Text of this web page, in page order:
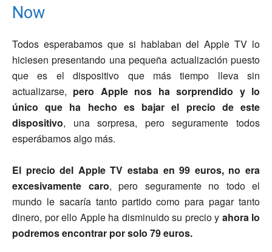
Now
Todos esperabamos que si hablaban del Apple TV lo
hiciesen presentando una pequeña actualización puesto
que es el dispositivo que más tiempo lleva sin
actualizarse, pero Apple nos ha sorprendido y lo
único que ha hecho es bajar el precio de este
dispositivo, una sorpresa, pero seguramente todos
esperábamos algo más.
El precio del Apple TV estaba en 99 euros, no era
excesivamente caro, pero seguramente no todo el
mundo le sacaría tanto partido como para pagar tanto
dinero, por ello Apple ha disminuido su precio y ahora lo
podremos encontrar por solo 79 euros.